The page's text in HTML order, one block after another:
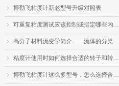
ꁇ 博勒飞粘度计新老型号升级对照表
ꁇ 可重复粘度测试应该控制或指定哪些内容？
ꁇ 高分子材料流变学简介——流体的分类
ꁇ 粘度计使用时如何选择合适的转子和转速？
ꁇ 博勒飞粘度计这么多型号，怎么选择合适的机型？